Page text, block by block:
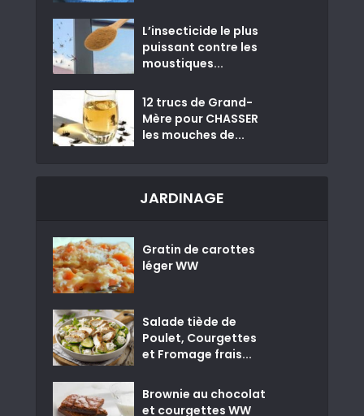
L’insecticide le plus
puissant contre les
moustiques...
12 trucs de Grand-
Mère pour CHASSER
les mouches de...
JARDINAGE
Gratin de carottes
léger WW
Salade tiède de
Poulet, Courgettes
et Fromage frais...
Brownie au chocolat
et courgettes WW